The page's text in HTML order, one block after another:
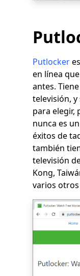
Putlocker
en línea
antes.
televisión,
para elegir,
nunca es
éxitos de
también
televisión
Kong,
varios otros